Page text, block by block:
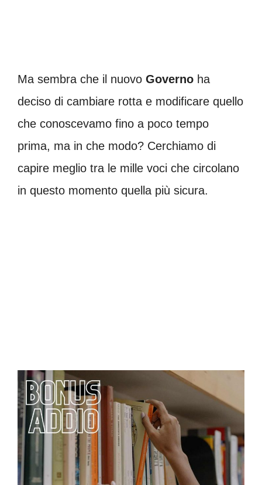
Ma sembra che il nuovo Governo ha
deciso di cambiare rotta e modificare quello
che conoscevamo fino a poco tempo
prima, ma in che modo? Cerchiamo di
capire meglio tra le mille voci che circolano
in questo momento quella più sicura.